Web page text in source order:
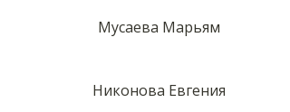
Мусаева Марьям
Никонова Евгения